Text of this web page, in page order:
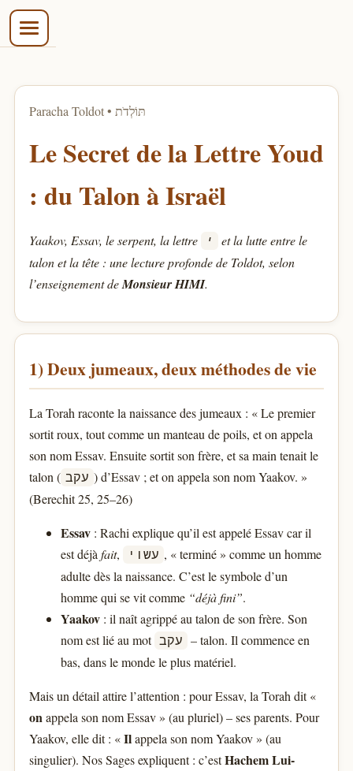
בס״ד
Paracha Toldot • תּוֹלְדֹת
Le Secret de la Lettre Youd
: du Talon à Israël
Yaakov, Essav, le serpent, la lettre י
et la lutte entre le
talon et la tête : une lecture profonde de Toldot, selon
l’enseignement deMonsieur HIMI.
1) Deux jumeaux, deux méthodes de vie
La Torah raconte la naissance des jumeaux : « Le premier
sortit roux, tout comme un manteau de poils, et on appela
son nom Essav. Ensuite sortit son frère, et sa main tenait le
talon ( עקב ) d’Essav ; et on appela son nom Yaakov. »
(Berechit 25, 25–26)
Essav : Rachi explique qu’il est appelé Essav car il
est déjà fait, עשוי , « terminé » comme un homme
adulte dès la naissance. C’est le symbole d’un
homme qui se vit comme “déjà fini”.
Yaakov : il naît agrippé au talon de son frère. Son
nom est lié au mot עקב – talon. Il commence en
bas, dans le monde le plus matériel.
Mais un détail attire l’attention : pour Essav, la Torah dit «
onappela son nom Essav » (au pluriel) – ses parents. Pour
Yaakov, elle dit : «Ilappela son nom Yaakov » (au
singulier). Nos Sages expliquent : c’estHachem Lui-